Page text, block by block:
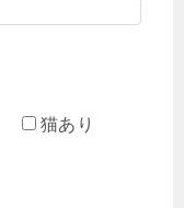
猫あり